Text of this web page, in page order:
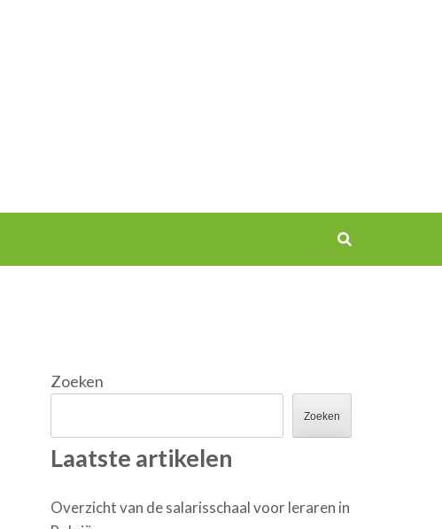
Zoeken
Zoeken
Laatste artikelen
Overzicht van de salarisschaal voor leraren in